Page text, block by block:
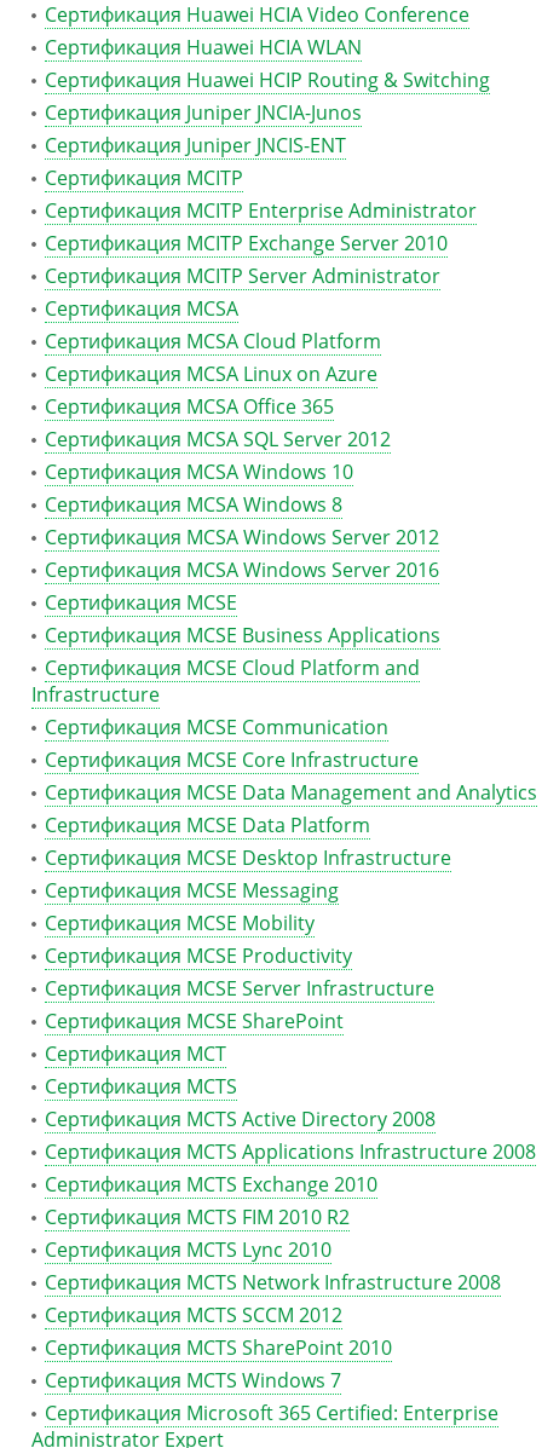
Сертификация Huawei HCIA Video Conference
Сертификация Huawei HCIA WLAN
Сертификация Huawei HCIP Routing & Switching
Сертификация Juniper JNCIA-Junos
Сертификация Juniper JNCIS-ENT
Сертификация MCITP
Сертификация MCITP Enterprise Administrator
Сертификация MCITP Exchange Server 2010
Сертификация MCITP Server Administrator
Сертификация MCSA
Сертификация MCSA Cloud Platform
Сертификация MCSA Linux on Azure
Сертификация MCSA Office 365
Сертификация MCSA SQL Server 2012
Сертификация MCSA Windows 10
Сертификация MCSA Windows 8
Сертификация MCSA Windows Server 2012
Сертификация MCSA Windows Server 2016
Сертификация MCSE
Сертификация MCSE Business Applications
Сертификация MCSE Cloud Platform and
Infrastructure
Сертификация MCSE Communication
Сертификация MCSE Core Infrastructure
Сертификация MCSE Data Management and Analytics
Сертификация MCSE Data Platform
Сертификация MCSE Desktop Infrastructure
Сертификация MCSE Messaging
Сертификация MCSE Mobility
Сертификация MCSE Productivity
Сертификация MCSE Server Infrastructure
Сертификация MCSE SharePoint
Сертификация MCT
Сертификация MCTS
Сертификация MCTS Active Directory 2008
Сертификация MCTS Applications Infrastructure 2008
Сертификация MCTS Exchange 2010
Сертификация MCTS FIM 2010 R2
Сертификация MCTS Lync 2010
Сертификация MCTS Network Infrastructure 2008
Сертификация MCTS SCCM 2012
Сертификация MCTS SharePoint 2010
Сертификация MCTS Windows 7
Сертификация Microsoft 365 Certified: Enterprise
Administrator Expert